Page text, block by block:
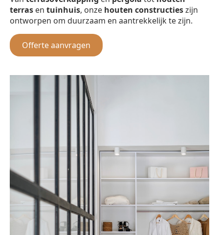
terras en tuinhuis, onze houten constructieszijn
ontworpen om duurzaam en aantrekkelijk te zijn.
Offerte aanvragen